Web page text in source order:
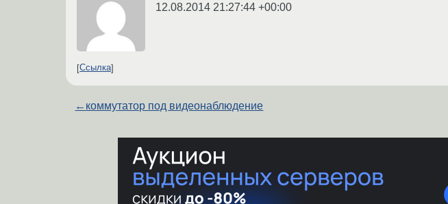
12.08.2014 21:27:44 +00:00
Ссылка
← коммутатор под видеонаблюдение